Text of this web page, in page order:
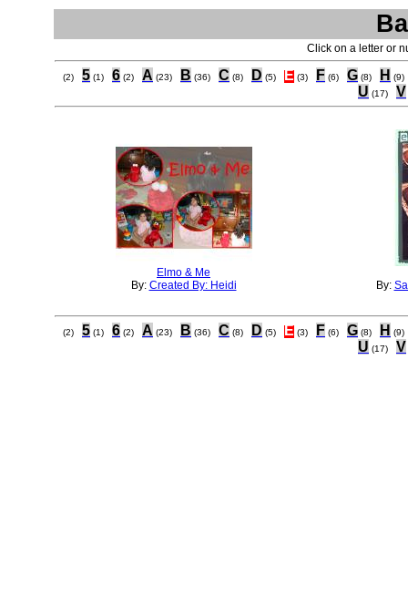
Click on a letter or
(2) 5 (1) 6 (2) A (23) B (36) C (8) D (5) E (3) F (6) G (8) H (9)
U (17) V
Elmo & Me
By: Created By: Heidi By:
(2) 5 (1) 6 (2) A (23) B (36) C (8) D (5) E (3) F (6) G (8) H (9)
U (17) V